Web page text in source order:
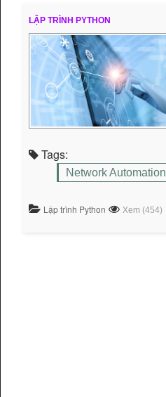
LẬP TRÌNH PYTHON
Tags:
Network Automation
Lập trình Python Xem (454)